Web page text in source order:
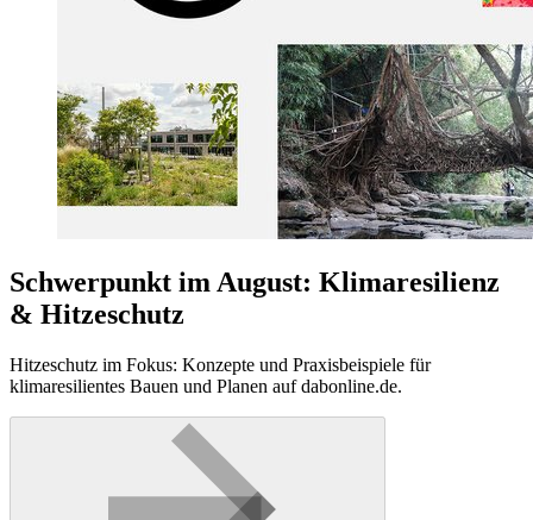
Schwerpunkt im August: Klimaresilienz
& Hitzeschutz
Hitzeschutz im Fokus: Konzepte und Praxisbeispiele für
klimaresilientes Bauen und Planen auf dabonline.de.